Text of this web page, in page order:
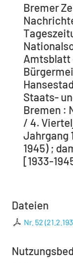
Bremer
Amtsblatt
Staats-
Bremen :
/ 4.
Jahrgang
1945) ;
[1933-
Dateien
Nr. 52